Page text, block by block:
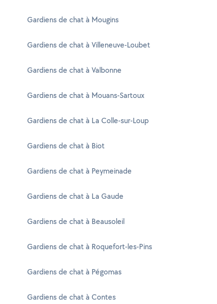
Gardiens de chat à Mougins
Gardiens de chat à Villeneuve-Loubet
Gardiens de chat à Valbonne
Gardiens de chat à Mouans-Sartoux
Gardiens de chat à La Colle-sur-Loup
Gardiens de chat à Biot
Gardiens de chat à Peymeinade
Gardiens de chat à La Gaude
Gardiens de chat à Beausoleil
Gardiens de chat à Roquefort-les-Pins
Gardiens de chat à Pégomas
Gardiens de chat à Contes